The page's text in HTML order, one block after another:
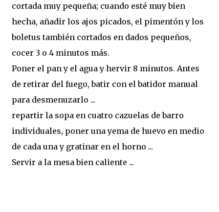
cortada muy pequeña; cuando esté muy bien
hecha, añadir los ajos picados, el pimentón y los
boletus también cortados en dados pequeños,
cocer 3 o 4 minutos más.
Poner el pan y el agua y hervir 8 minutos. Antes
de retirar del fuego, batir con el batidor manual
para desmenuzarlo ...
repartir la sopa en cuatro cazuelas de barro
individuales, poner una yema de huevo en medio
de cada una y gratinar en el horno ...
Servir a la mesa bien caliente ...